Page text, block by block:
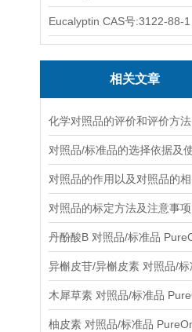
相关文章
化学对照品的评价和评价方法
对照品的标定方法及注意事项